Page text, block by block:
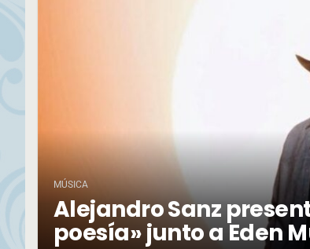
MÚSICA
Alejandro Sanz
poesía» junto a Eden